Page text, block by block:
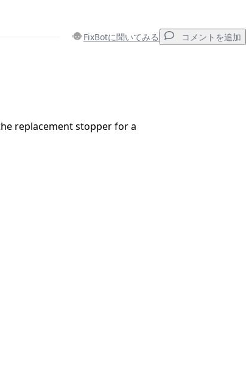
FixBotに聞いてみる コメントを追加
replacement stopper for a